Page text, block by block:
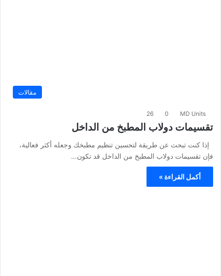
مقالات
MD Units
0
26
تقسيمات دولاب المطبخ من الداخل
إذا كنت تبحث عن طريقة لتحسين تنظيم مطبخك وجعله أكثر فعالية،
فإن تقسيمات دولاب المطبخ من الداخل قد تكون…
أكمل القراءة »